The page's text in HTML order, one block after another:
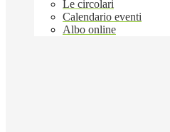
Le circolari
Calendario eventi
Albo online